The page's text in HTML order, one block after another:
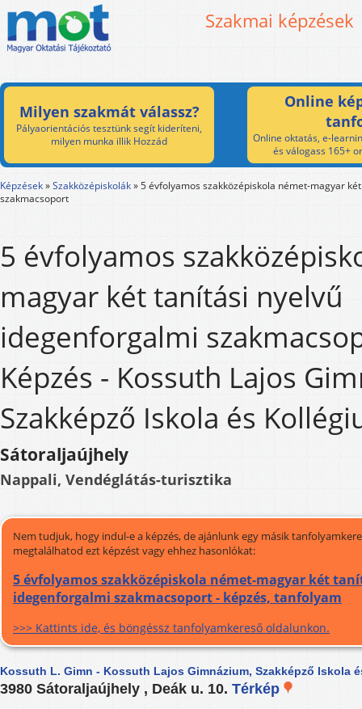
Szakmai képzések
Milyen szakmát válassz?
Pályaorientációs tesztünk segít kideríteni,
milyen munka illik Hozzád
Online
Online oktatás, e-
és válogass 165+
Képzések»Szakközépiskolák»5 évfolyamos szakközépiskola német-magyar
szakmacsoport
5 évfolyamos
magyar két tanítási nyelvű
idegenforgalmi
Képzés - Kossuth Lajos
Szakképző Iskola és
Sátoraljaújhely
Nappali, Vendéglátás-turisztika
Nem tudjuk, hogy indul-e a képzés, de ajánlunk egy másik
megtalálhatod ezt képzést vagy ehhez hasonlókat:
5 évfolyamos szakközépiskola német-magyar két
idegenforgalmi szakmacsoport - képzés, tanfolyam
>>> Kattints ide, és böngéssz tanfolyamkereső oldalunkon.
Kossuth L. Gimn - Kossuth Lajos Gimnázium, Szakképző Iskola
3980 Sátoraljaújhely , Deák u. 10. Térkép